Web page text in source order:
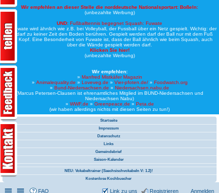
Wir empfehlen an dieser Stelle die norddeutsche Nationalsportart: Boßeln:
(unbezahlte Werbung)
UND: Fußballtennis begegnet Squash: Fuwate
Bei Fuwate wird ähnlich wie z.B. bei Volleyball, der Fussball über ein Netz gespielt. Wichtig: der
Ball darf zu keiner Zeit den Boden berühren. Gespielt werden darf der Ball nur mit dem Fuß
oder Kopf. Eine Besonderheit von Fuwate ist, dass der Ball ähnlich wie beim Squash, auch
über die Wände gespielt werden darf.
Klicken Sie hier!
(unbezahlte Werbung)
Wir empfehlen:
» Manfred Mistkäfer Magazin
» Animalequality.de » Loveveg.de » Vier-pfoten.de/» Foodwatch.org
» Bund-Niedersachsen.de » Niedersachsen.nabu.de
(Marcus Petersen-Clausen ist ehrenamtliches Mitglied im BUND-Niedersachsen und
Niedersachsen Nabu)
» WWF.de » Greenpeace.de » Peta.de
(wir haben allerdings nichts mit diesen Seiten zu tun!)
Startseite
Impressum
Datenschutz
Links
Gemeindebrief
Saison-Kalender
NEU: Vokabeltrainer (Saechsischvokabeln V: 1.2)!
Kostenlose Kochbuecher
Schnellzugriff
Linkliste
FAQ Anmelden
Registrieren
Link zu uns